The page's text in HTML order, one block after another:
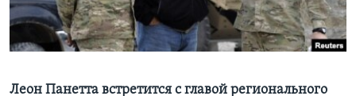
Learning English
Леон Панетта встретится с главой регионального